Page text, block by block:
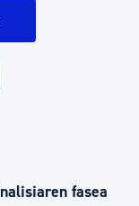
fasea